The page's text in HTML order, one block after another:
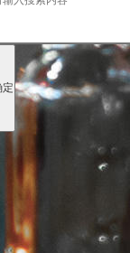
EN